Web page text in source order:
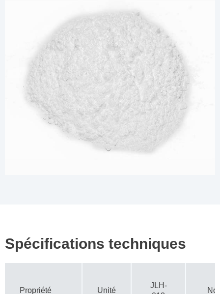
Spécifications techniques
Propriété Unité
JLH-